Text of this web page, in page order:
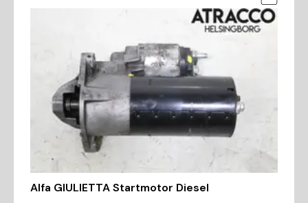
Alfa GIULIETTA Startmotor Diesel